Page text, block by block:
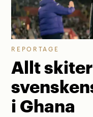
REPORTAGE
Allt
i Ghana